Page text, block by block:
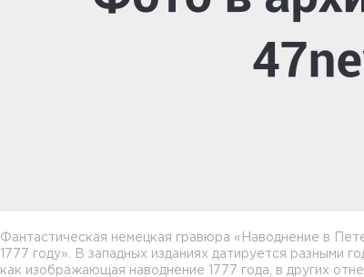
Фантастическая немецкая гравюра «Наводнение в
1777 году». В западных изданиях датируется разными
как изображающая наводнение 1777 года, в других